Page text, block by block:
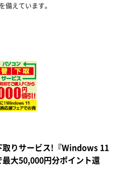
備えています。
取りサービス!『Windows 11
大50,000円分ポイント還